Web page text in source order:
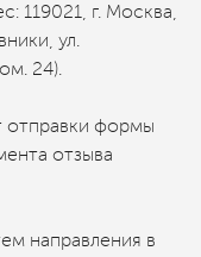
г. Москва,
ул.
24).
отправки формы
отзыва
направления в